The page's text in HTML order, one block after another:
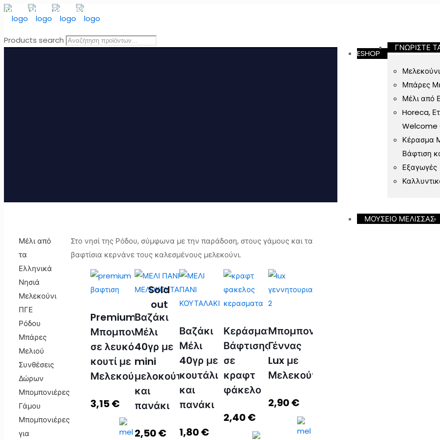
ΔΩΡΕΑΝ ΜΕΤΑΦΟΡΙΚΑ
ESHOP
ΓΝΩΡΙΣΤΕ
Μπάρες
Μέλι από
Horeca,
Welcome
Κέρασμα
Βάφτιση
Εξαγωγές
ΜΟΥΣΕΙΟ ΜΕΛΙΣΣΑΣ
Products search
Στο νησί της Ρόδου, σύμφωνα με την παράδοση, στους γάμους και τα
βαφτίσια κερνάνε τους καλεσμένους μελεκούνι.
Premium
Μπομπονιέρα
σε λευκό
κουτί με
Μελεκούνι
3,15€
Sold
out
Βαζάκι
Μέλι
40γρ με
mini
μελοκούταλο
και
πανάκι
2,50€
Βαζάκι
Μέλι
40γρ με
κουτάλι
και
πανάκι
1,80€
Κεράσματα
Βάφτισης
σε
κραφτ
φάκελο
2,40€
Μπομπονιέρα
Γέννας
Lux με
Μελεκούνι
2,90€
Μέλι από
τα
Ελληνικά
Νησιά
Μελεκούνι
ΠΓΕ
Ρόδου
Μπάρες
Μελιού
Συνθέσεις
Δώρων
Μπομπονιέρες
Γάμου
Μπομπονιέρες
για